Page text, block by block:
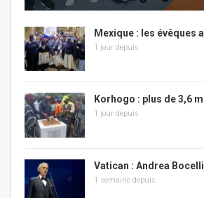
Mexique : les évêques
1 jour depuis
Korhogo : plus de 3,6
1 jour depuis
Vatican : Andrea
1 semaine depuis